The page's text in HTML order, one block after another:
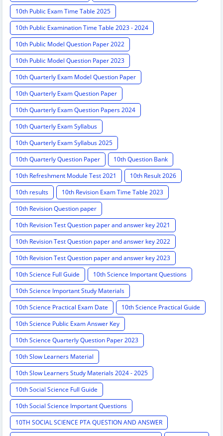
10th Public Exam Time Table 2025
10th Public Examination Time Table 2023 - 2024
10th Public Model Question Paper 2022
10th Public Model Question Paper 2023
10th Quarterly Exam Model Question Paper
10th Quarterly Exam Question Paper
10th Quarterly Exam Question Papers 2024
10th Quarterly Exam Syllabus
10th Quarterly Exam Syllabus 2025
10th Quarterly Question Paper
10th Question Bank
10th Refreshment Module Test 2021
10th Result 2026
10th results
10th Revision Exam Time Table 2023
10th Revision Question paper
10th Revision Test Question paper and answer key 2021
10th Revision Test Question paper and answer key 2022
10th Revision Test Question paper and answer key 2023
10th Science Full Guide
10th Science Important Questions
10th Science Important Study Materials
10th Science Practical Exam Date
10th Science Practical Guide
10th Science Public Exam Answer Key
10th Science Quarterly Question Paper 2023
10th Slow Learners Material
10th Slow Learners Study Materials 2024 - 2025
10th Social Science Full Guide
10th Social Science Important Questions
10TH SOCIAL SCIENCE PTA QUESTION AND ANSWER